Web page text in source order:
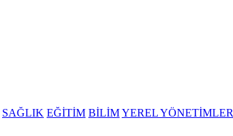
SAĞLIK EĞİTİM BİLİMYEREL YÖNETİMLER